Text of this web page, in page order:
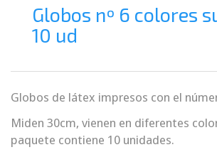
Globos nº 6 colores
10 ud
Globos de látex impresos con el
Miden 30cm, vienen en diferentes
paquete contiene 10 unidades.